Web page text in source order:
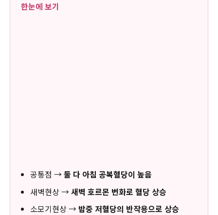
한눈에 보기
공통점 →둘 다 아침 공복혈당이 높음
새벽현상 →새벽 호르몬 변화로 혈당 상승
소모기현상 → 밤중 저혈당의 반작용으로 상승